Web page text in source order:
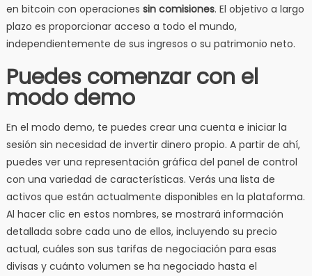
en bitcoin con operaciones sin comisiones. El objetivo a largo
plazo es proporcionar acceso a todo el mundo,
independientemente de sus ingresos o su patrimonio neto.
Puedes comenzar con el
modo demo
En el modo demo, te puedes crear una cuenta e iniciar la
sesión sin necesidad de invertir dinero propio. A partir de ahí,
puedes ver una representación gráfica del panel de control
con una variedad de características. Verás una lista de
activos que están actualmente disponibles en la plataforma.
Al hacer clic en estos nombres, se mostrará información
detallada sobre cada uno de ellos, incluyendo su precio
actual, cuáles son sus tarifas de negociación para esas
divisas y cuánto volumen se ha negociado hasta el